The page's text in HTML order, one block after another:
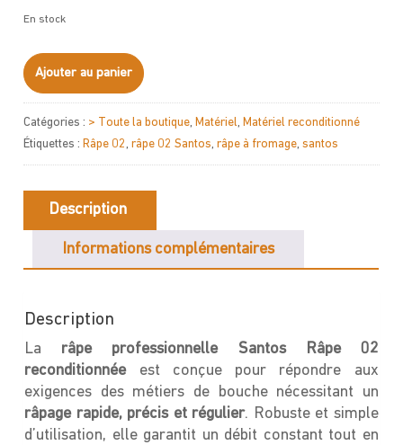
En stock
quantité
de
Râpe
02
-
Ajouter au panier
Catégories : > Toute la boutique,Matériel,Matériel reconditionné
Étiquettes :Râpe 02,râpe 02 Santos,râpe à fromage,santos
Description
Informations complémentaires
Description
La râpe professionnelle Santos Râpe 02
reconditionnéeest conçue pour répondre aux
exigences des métiers de bouche nécessitant un
râpage rapide, précis et régulier. Robuste et simple
d’utilisation, elle garantit un débit constant tout en